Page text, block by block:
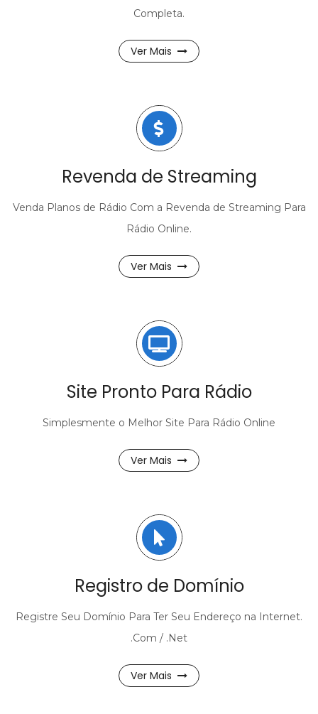
Completa.
Ver Mais
Revenda de Streaming
Venda Planos de Rádio Com a Revenda de Streaming Para
Rádio Online.
Ver Mais
Site Pronto Para Rádio
Simplesmente o Melhor Site Para Rádio Online
Ver Mais
Registro de Domínio
Registre Seu Domínio Para Ter Seu Endereço na Internet.
.Com / .Net
Ver Mais